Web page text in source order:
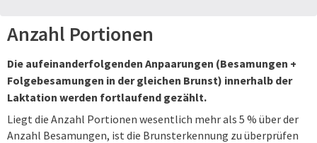
Anzahl Portionen
Die aufeinanderfolgenden Anpaarungen (Besamungen +
Folgebesamungen in der gleichen Brunst) innerhalb der
Laktation werden fortlaufend gezählt.
Liegt die Anzahl Portionen wesentlich mehr als 5 % über der
Anzahl Besamungen, ist die Brunsterkennung zu überprüfen